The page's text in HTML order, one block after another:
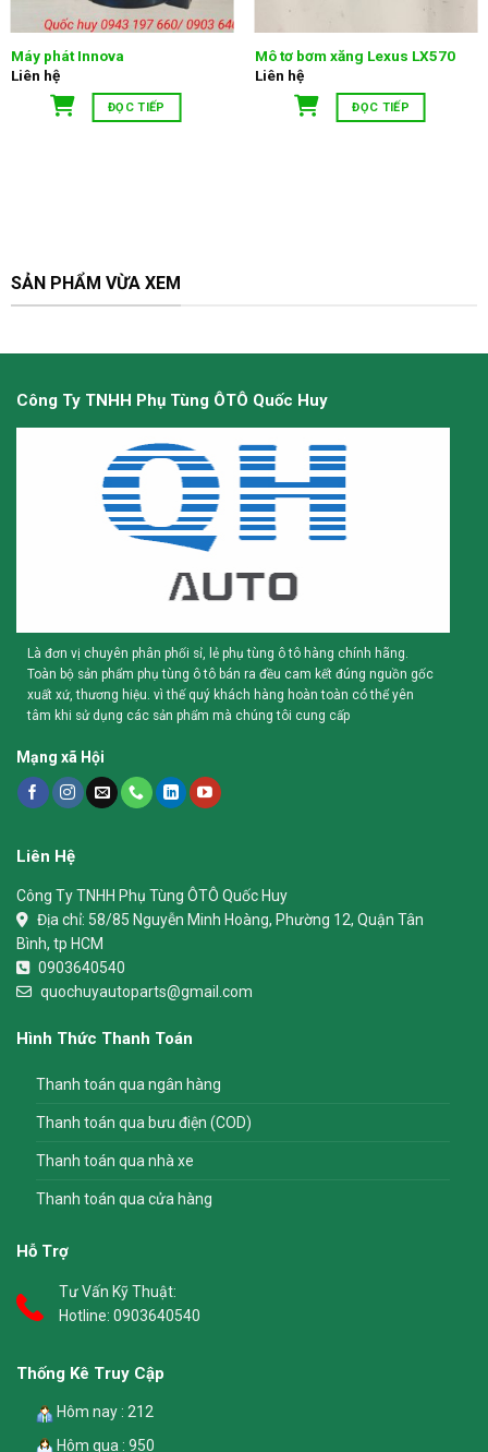
Máy phát Innova
Liên hệ
ĐỌC TIẾP
Mô tơ bơm xăng Lexus LX570
Liên hệ
ĐỌC TIẾP
SẢN PHẨM VỪA XEM
Công Ty TNHH Phụ Tùng ÔTÔ Quốc Huy
Là đơn vị chuyên phân phối sỉ, lẻ phụ tùng ô tô hàng chính hãng.
Toàn bộ sản phẩm phụ tùng ô tô bán ra đều cam kết đúng nguồn gốc
xuất xứ, thương hiệu. vì thế quý khách hàng hoàn toàn có thể yên
tâm khi sử dụng các sản phẩm mà chúng tôi cung cấp
Mạng xã Hội
Liên Hệ
Công Ty TNHH Phụ Tùng ÔTÔ Quốc Huy
Địa chỉ: 58/85 Nguyễn Minh Hoàng, Phường 12, Quận Tân
Bình, tp HCM
0903640540
quochuyautoparts@gmail.com
Hình Thức Thanh Toán
Thanh toán qua ngân hàng
Thanh toán qua bưu điện (COD)
Thanh toán qua nhà xe
Thanh toán qua cửa hàng
Hỗ Trợ
Tư Vấn Kỹ Thuật:
Hotline: 0903640540
Thống Kê Truy Cập
Hôm nay : 212
Hôm qua : 950